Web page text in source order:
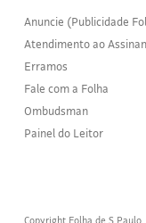
Anuncie (Publicidade
Atendimento ao
Erramos
Fale com a Folha
Ombudsman
Painel do Leitor